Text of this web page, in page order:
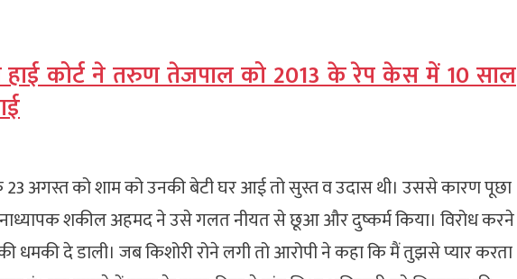
हाई कोर्ट ने तरुण तेजपाल को 2013 के रेप केस में 10 साल
23 अगस्त को शाम को उनकी बेटी घर आई तो सुस्त व उदास थी। उससे कारण पूछा
शकील अहमद ने उसे गलत नीयत से छूआ और दुष्कर्म किया। विरोध करने
धमकी दे डाली। जब किशोरी रोने लगी तो आरोपी ने कहा कि मैं तुझसे प्यार करता